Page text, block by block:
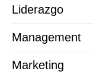
Liderazgo
Management
Marketing